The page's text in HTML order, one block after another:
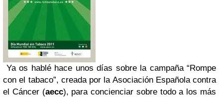
Ya os hablé hace unos días sobre la campaña “Rompe
con el tabaco”, creada por la Asociación Española contra
el Cáncer (aecc), para concienciar sobre todo a los más